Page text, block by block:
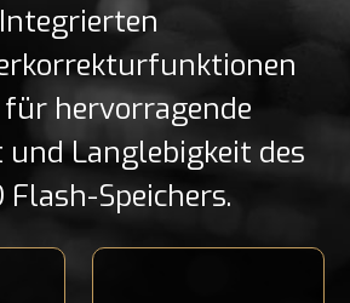
Integrierten
hervorragende
Langlebigkeit des
Flash-Speichers.